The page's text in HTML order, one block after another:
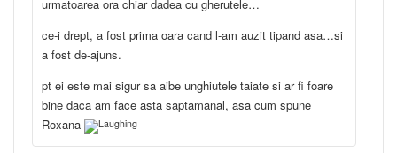
urmatoarea ora chiar dadea cu gherutele…
ce-i drept, a fost prima oara cand l-am auzit tipand asa…si
a fost de-ajuns.
pt ei este mai sigur sa aibe unghiutele taiate si ar fi foare
bine daca am face asta saptamanal, asa cum spune
Roxana